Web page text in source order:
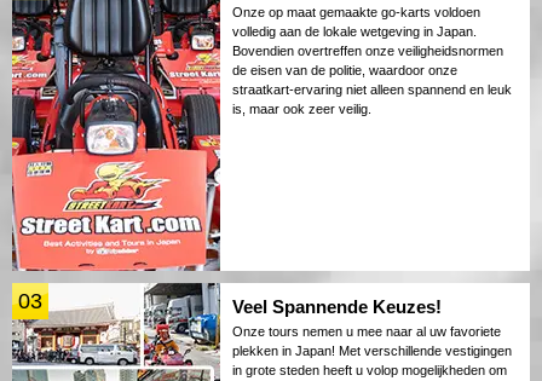
Onze op maat gemaakte go-karts voldoen
volledig aan de lokale wetgeving in Japan.
Bovendien overtreffen onze veiligheidsnormen
de eisen van de politie, waardoor onze
straatkart-ervaring niet alleen spannend en leuk
is, maar ook zeer veilig.
03 Veel Spannende Keuzes!
Onze tours nemen u mee naar al uw favoriete
plekken in Japan! Met verschillende vestigingen
in grote steden heeft u volop mogelijkheden om